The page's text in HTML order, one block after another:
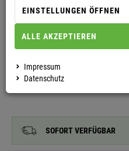
SOFORT VERFÜGBAR
EINSTELLUNGEN ÖFFNEN
ALLE AKZEPTIEREN
Impressum
Datenschutz